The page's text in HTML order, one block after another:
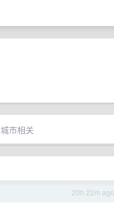
城市相关
20h 22m ago